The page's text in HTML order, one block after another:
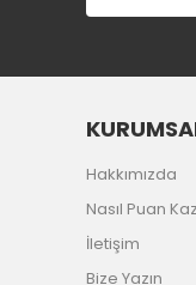
Hakkımızda
Nasıl Puan
İletişim
Bize Yazın